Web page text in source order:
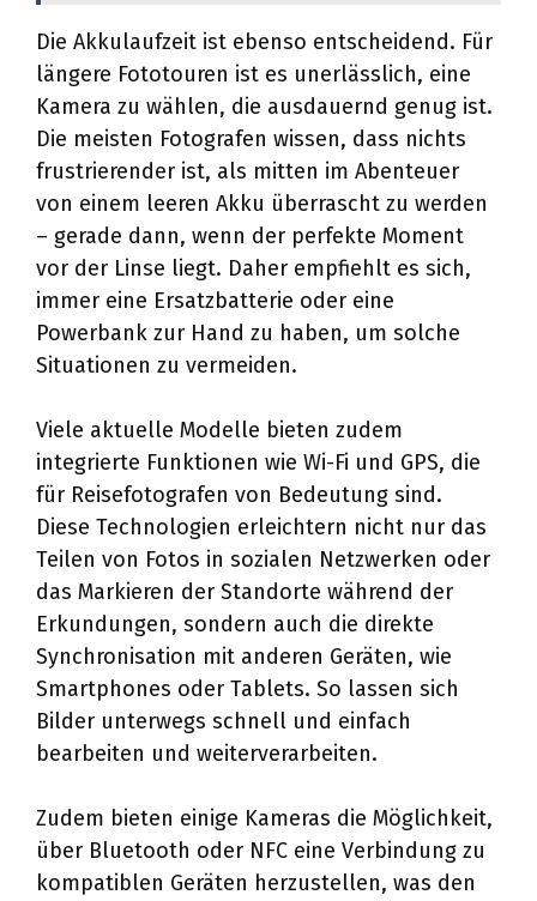
Die Akkulaufzeit ist ebenso entscheidend. Für
längere Fototouren ist es unerlässlich, eine
Kamera zu wählen, die ausdauernd genug ist.
Die meisten Fotografen wissen, dass nichts
frustrierender ist, als mitten im Abenteuer
von einem leeren Akku überrascht zu werden
– gerade dann, wenn der perfekte Moment
vor der Linse liegt. Daher empfiehlt es sich,
immer eine Ersatzbatterie oder eine
Powerbank zur Hand zu haben, um solche
Situationen zu vermeiden.
Viele aktuelle Modelle bieten zudem
integrierte Funktionen wie Wi-Fi und GPS, die
für Reisefotografen von Bedeutung sind.
Diese Technologien erleichtern nicht nur das
Teilen von Fotos in sozialen Netzwerken oder
das Markieren der Standorte während der
Erkundungen, sondern auch die direkte
Synchronisation mit anderen Geräten, wie
Smartphones oder Tablets. So lassen sich
Bilder unterwegs schnell und einfach
bearbeiten und weiterverarbeiten.
Zudem bieten einige Kameras die Möglichkeit,
über Bluetooth oder NFC eine Verbindung zu
kompatiblen Geräten herzustellen, was den